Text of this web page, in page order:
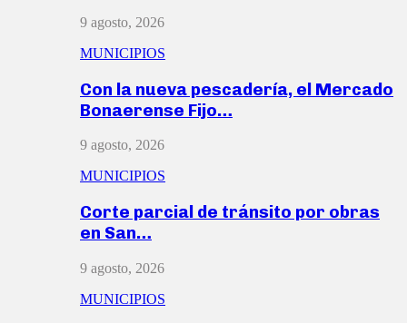
9 agosto, 2026
MUNICIPIOS
Con la nueva pescadería, el Mercado
Bonaerense Fijo…
9 agosto, 2026
MUNICIPIOS
Corte parcial de tránsito por obras
en San…
9 agosto, 2026
MUNICIPIOS